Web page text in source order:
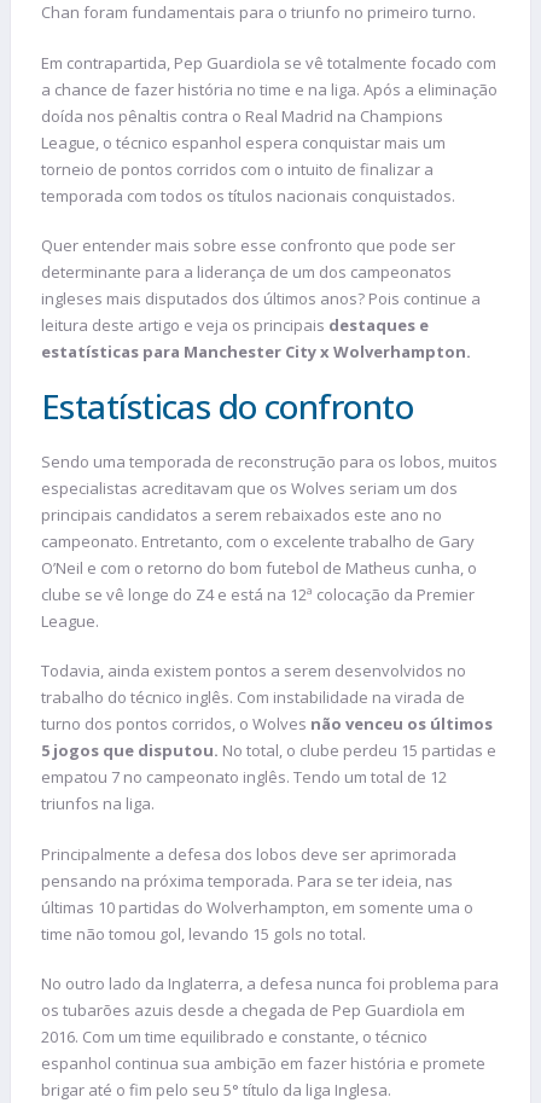
Chan foram fundamentais para o triunfo no primeiro turno.
Em contrapartida, Pep Guardiola se vê totalmente focado com
a chance de fazer história no time e na liga. Após a eliminação
doída nos pênaltis contra o Real Madrid na Champions
League, o técnico espanhol espera conquistar mais um
torneio de pontos corridos com o intuito de finalizar a
temporada com todos os títulos nacionais conquistados.
Quer entender mais sobre esse confronto que pode ser
determinante para a liderança de um dos campeonatos
ingleses mais disputados dos últimos anos? Pois continue a
leitura deste artigo e veja os principais destaques e
estatísticas para Manchester City x Wolverhampton.
Estatísticas do confronto
Sendo uma temporada de reconstrução para os lobos, muitos
especialistas acreditavam que os Wolves seriam um dos
principais candidatos a serem rebaixados este ano no
campeonato. Entretanto, com o excelente trabalho de Gary
O’Neil e com o retorno do bom futebol de Matheus cunha, o
clube se vê longe do Z4 e está na 12ª colocação da Premier
League.
Todavia, ainda existem pontos a serem desenvolvidos no
trabalho do técnico inglês. Com instabilidade na virada de
turno dos pontos corridos, o Wolves não venceu os últimos
5 jogos que disputou. No total, o clube perdeu 15 partidas e
empatou 7 no campeonato inglês. Tendo um total de 12
triunfos na liga.
Principalmente a defesa dos lobos deve ser aprimorada
pensando na próxima temporada. Para se ter ideia, nas
últimas 10 partidas do Wolverhampton, em somente uma o
time não tomou gol, levando 15 gols no total.
No outro lado da Inglaterra, a defesa nunca foi problema para
os tubarões azuis desde a chegada de Pep Guardiola em
2016. Com um time equilibrado e constante, o técnico
espanhol continua sua ambição em fazer história e promete
brigar até o fim pelo seu 5° título da liga Inglesa.